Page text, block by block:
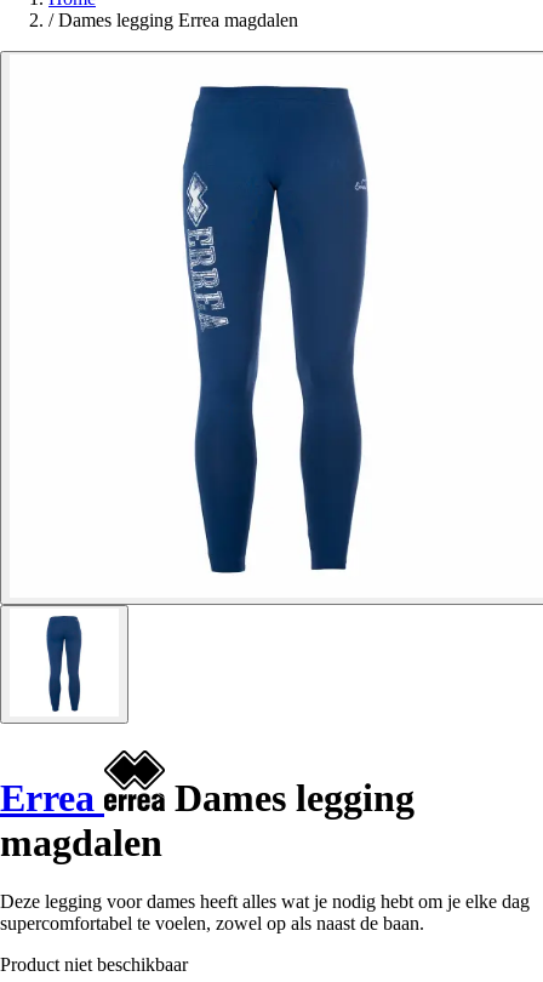
/ Dames legging Errea magdalen
Errea
Dames legging
magdalen
Deze legging voor dames heeft alles wat je nodig hebt om je elke dag
supercomfortabel te voelen, zowel op als naast de baan.
Product niet beschikbaar